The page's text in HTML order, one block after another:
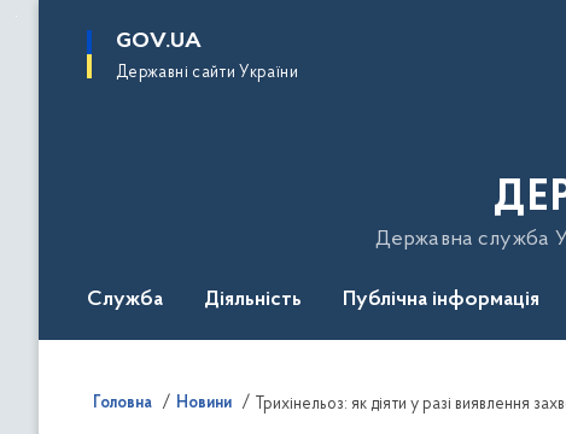
основного
GOV.UA
Державні сайти України
Державна служба
Служба Діяльність Публічна інформація
Головна Новини Трихінельоз: як діяти у разі виявлення